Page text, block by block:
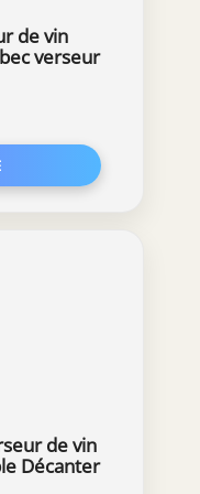
Il
réunions de
aux fêtes du
de vin
verseur
7 jours,
de vin
Décanter